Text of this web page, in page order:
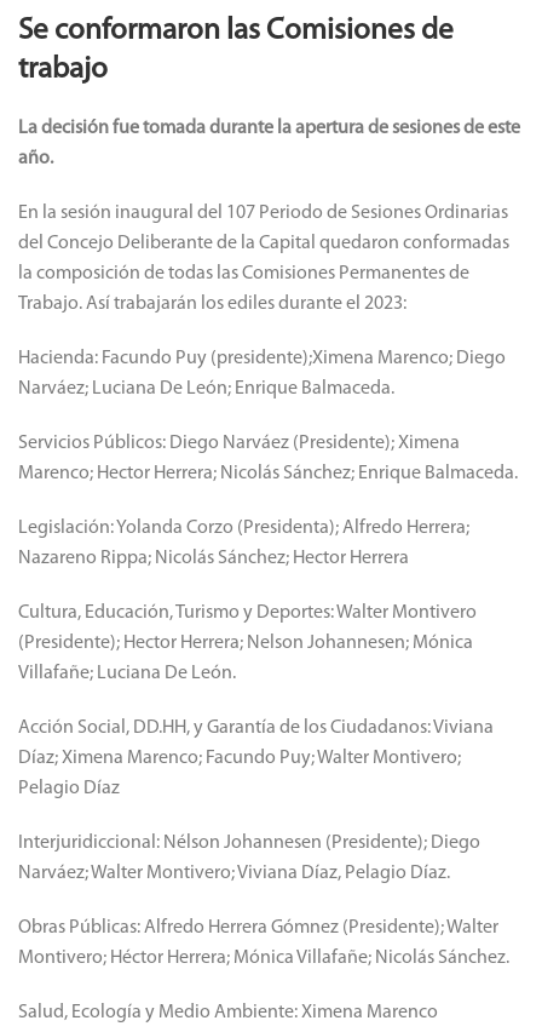
Se conformaron las Comisiones de
trabajo
La decisión fue tomada durante la apertura de sesiones de este
año.
En la sesión inaugural del 107 Periodo de Sesiones Ordinarias
del Concejo Deliberante de la Capital quedaron conformadas
la composición de todas las Comisiones Permanentes de
Trabajo. Así trabajarán los ediles durante el 2023:
Hacienda: Facundo Puy (presidente);Ximena Marenco; Diego
Narváez; Luciana De León; Enrique Balmaceda.
Servicios Públicos: Diego Narváez (Presidente); Ximena
Marenco; Hector Herrera; Nicolás Sánchez; Enrique Balmaceda.
Legislación: Yolanda Corzo (Presidenta); Alfredo Herrera;
Nazareno Rippa; Nicolás Sánchez; Hector Herrera
Cultura, Educación, Turismo y Deportes: Walter Montivero
(Presidente); Hector Herrera; Nelson Johannesen; Mónica
Villafañe; Luciana De León.
Acción Social, DD.HH, y Garantía de los Ciudadanos: Viviana
Díaz; Ximena Marenco; Facundo Puy; Walter Montivero;
Pelagio Díaz
Interjuridiccional: Nélson Johannesen (Presidente); Diego
Narváez; Walter Montivero; Viviana Díaz, Pelagio Díaz.
Obras Públicas: Alfredo Herrera Gómnez (Presidente); Walter
Montivero; Héctor Herrera; Mónica Villafañe; Nicolás Sánchez.
Salud, Ecología y Medio Ambiente: Ximena Marenco